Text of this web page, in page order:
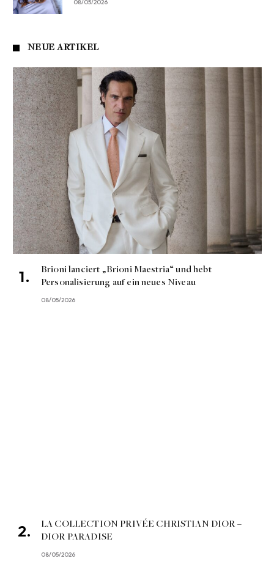
08/05/2026
NEUE ARTIKEL
Brioni lanciert „Brioni Maestria“ und hebt
Personalisierung auf ein neues Niveau
08/05/2026
LA COLLECTION PRIVÉE CHRISTIAN DIOR –
DIOR PARADISE
08/05/2026